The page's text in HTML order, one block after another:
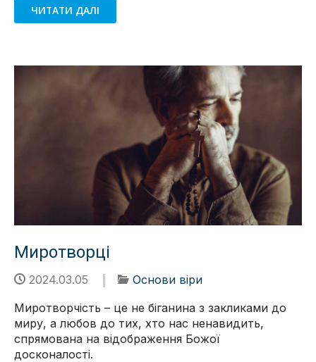
ЧИТАТИ ДАЛІ
Миротворці
2024.03.05
Основи віри
Миротворчість – це не біганина з закликами до
миру, а любов до тих, хто нас ненавидить,
спрямована на відображення Божої
досконалості.